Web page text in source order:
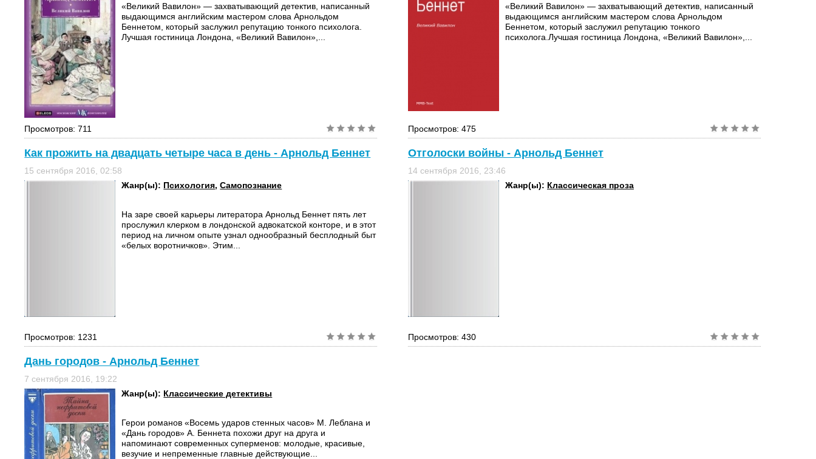
«Великий Вавилон» — захватывающий детектив, написанный
выдающимся английским мастером слова Арнольдом
Беннетом, который заслужил репутацию тонкого психолога.
Лучшая гостиница Лондона, «Великий Вавилон»,...
Просмотров: 711
«Великий Вавилон» — захватывающий детектив, написанный
выдающимся английским мастером слова Арнольдом
Беннетом, который заслужил репутацию тонкого
психолога.Лучшая гостиница Лондона, «Великий Вавилон»,...
Просмотров: 475
Как прожить на двадцать четыре часа в день - Арнольд Беннет
15 сентября 2016, 02:58
Жанр(ы): Психология,Самопознание
На заре своей карьеры литератора Арнольд Беннет пять лет
прослужил клерком в лондонской адвокатской конторе, и в этот
период на личном опыте узнал однообразный бесплодный быт
«белых воротничков». Этим...
Просмотров: 1231
Отголоски войны - Арнольд Беннет
14 сентября 2016, 23:46
Жанр(ы): Классическая проза
Просмотров: 430
Дань городов - Арнольд Беннет
7 сентября 2016, 19:22
Жанр(ы): Классические детективы
Герои романов «Восемь ударов стенных часов» М. Леблана и
«Дань городов» А. Беннета похожи друг на друга и
напоминают современных суперменов: молодые, красивые,
везучие и непременные главные действующие...